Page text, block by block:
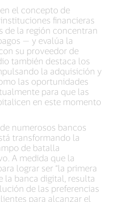
el concepto de
financieras
de la región concentran
— y evalúa la
su proveedor de
también destaca los
la adquisición y
las oportunidades
para que las
en este momento
numerosos bancos
transformando la
de batalla
A medida que la
lograr ser “la primera
la banca digital, resulta
de las preferencias
para alcanzar el